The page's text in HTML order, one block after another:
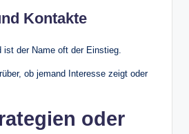
Kontakte
ist der Name oft der Einstieg.
ob jemand Interesse zeigt oder
oder